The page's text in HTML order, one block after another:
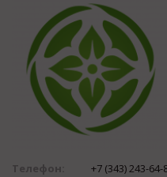
Телефон:
+7 (343) 243-64-